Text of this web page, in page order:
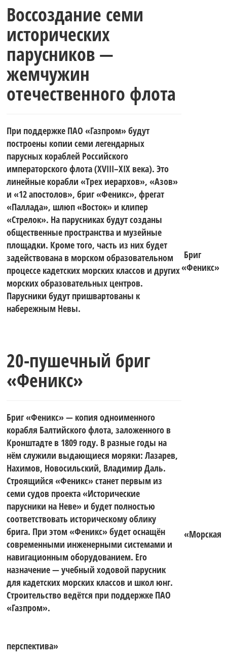
спортсменов
на
фойловых
яхтах класса
WASZP.
Гонки
проходят на
акватории
Финского
залива.
России всех
причастных!
Итоги 3-го
этапа
регаты
«Оптимисты
Северной
Столицы.
Кубок
Газпрома»
Воссоздание семи
исторических
парусников —
жемчужин
отечественного флота
При поддержке ПАО «Газпром» будут
построены копии семи легендарных
парусных кораблей Российского
императорского флота (XVIII–XIX века). Это
линейные корабли «Трех иерархов», «Азов»
и «12 апостолов», бриг «Феникс», фрегат
«Паллада», шлюп «Восток» и клипер
«Стрелок». На парусниках будут созданы
общественные пространства и музейные
площадки. Кроме того, часть из них будет
задействована в морском образовательном
процессе кадетских морских классов и других
морских образовательных центров.
Парусники будут пришвартованы к
набережным Невы.
Бриг
«Феникс»
20-пушечный бриг
«Феникс»
Бриг «Феникс» — копия одноименного
корабля Балтийского флота, заложенного в
Кронштадте в 1809 году. В разные годы на
нём служили выдающиеся моряки: Лазарев,
Нахимов, Новосильский, Владимир Даль.
Строящийся «Феникс» станет первым из
семи судов проекта «Исторические
парусники на Неве» и будет полностью
соответствовать историческому облику
брига. При этом «Феникс» будет оснащён
современными инженерными системами и
навигационным оборудованием. Его
назначение — учебный ходовой парусник
для кадетских морских классов и школ юнг.
Строительство ведётся при поддержке ПАО
«Газпром».
«Морская
перспектива»